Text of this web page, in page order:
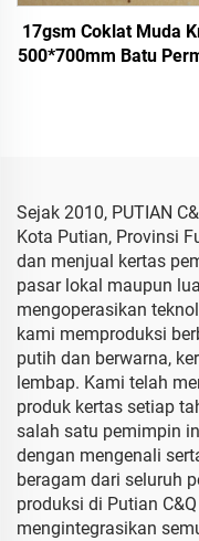
17gsm Coklat Muda
500*700mm Batu
Sejak 2010, PUTIAN
Kota Putian, Provinsi
dan menjual kertas
pasar lokal maupun
mengoperasikan
kami memproduksi
putih dan berwarna,
lembap. Kami telah
produk kertas setiap
salah satu pemimpin
dengan mengenali
beragam dari seluruh
produksi di Putian
mengintegrasikan